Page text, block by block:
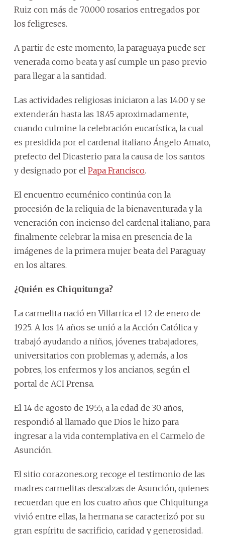
Ruiz con más de 70.000 rosarios entregados por
los feligreses.
A partir de este momento, la paraguaya puede ser
venerada como beata y así cumple un paso previo
para llegar a la santidad.
Las actividades religiosas iniciaron a las 14.00 y se
extenderán hasta las 18.45 aproximadamente,
cuando culmine la celebración eucarística, la cual
es presidida por el cardenal italiano Ángelo Amato,
prefecto del Dicasterio para la causa de los santos
y designado por el Papa Francisco.
El encuentro ecuménico continúa con la
procesión de la reliquia de la bienaventurada y la
veneración con incienso del cardenal italiano, para
finalmente celebrar la misa en presencia de la
imágenes de la primera mujer beata del Paraguay
en los altares.
¿Quién es Chiquitunga?
La carmelita nació en Villarrica el 12 de enero de
1925. A los 14 años se unió a la Acción Católica y
trabajó ayudando a niños, jóvenes trabajadores,
universitarios con problemas y, además, a los
pobres, los enfermos y los ancianos, según el
portal de ACI Prensa.
El 14 de agosto de 1955, a la edad de 30 años,
respondió al llamado que Dios le hizo para
ingresar a la vida contemplativa en el Carmelo de
Asunción.
El sitio corazones.org recoge el testimonio de las
madres carmelitas descalzas de Asunción, quienes
recuerdan que en los cuatro años que Chiquitunga
vivió entre ellas, la hermana se caracterizó por su
gran espíritu de sacrificio, caridad y generosidad.